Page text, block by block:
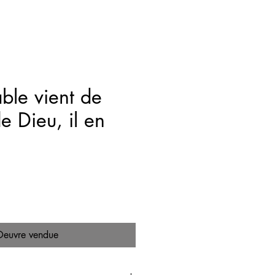
vient de
Dieu, il en
vendue